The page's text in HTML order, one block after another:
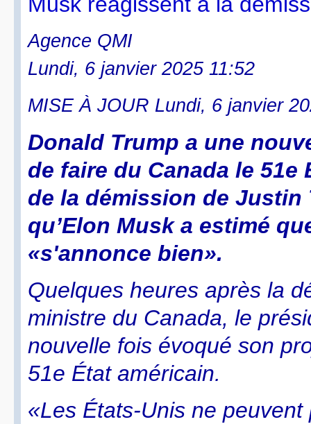
Agence QMI
Lundi, 6 janvier 2025 11:52
MISE À JOUR Lundi, 6 janvier
Donald Trump a une
de faire du Canada le
de la démission de
qu’Elon Musk a estimé
«s'annonce bien».
Quelques heures après la
ministre du Canada, le
nouvelle fois évoqué son
51e État américain.
«Les États-Unis ne